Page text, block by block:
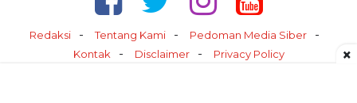
Redaksi Tentang Kami
Pedoman Media Siber
Kontak
Disclaimer Privacy Policy ×